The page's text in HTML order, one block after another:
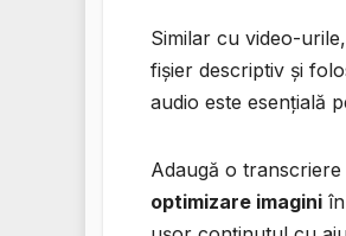
Similar cu video-
fișier descriptiv și
audio este esențială
Adaugă o
optimizare imagini